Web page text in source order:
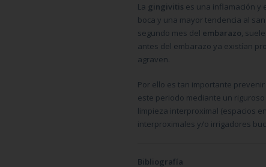
La gingivitis es una inflamación y
boca y una mayor tendencia al
segundo mes del embarazo,
antes del embarazo ya existían
agraven.
Por ello es tan importante
este periodo mediante un
limpieza interproximal (espacios
interproximales y/o irrigadores
Bibliografía